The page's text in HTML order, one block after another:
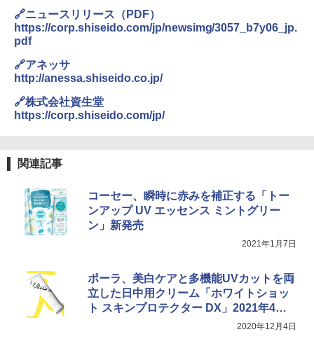
GRANDOOR ステンレス保冷剤 2個セット 2
￥2,980
ポインターライト 強力 小型 緑色/赤色/青紫色
￥1,180
ゴムボート 空気入れ 空気抜き 自動停止 過熱
￥7,884
🔗ニュースリリース（PDF）
https://corp.shiseido.com/jp/newsimg/3057_b7y06_jp.
pdf
🔗アネッサ
http://anessa.shiseido.co.jp/
🔗株式会社資生堂
https://corp.shiseido.com/jp/
関連記事
コーセー、瞬時に赤みを補正する「トー
ンアップ UV エッセンス ミントグリー
ン」新発売
2021年1月7日
ポーラ、美白ケアと多機能UVカットを両
立した日中用クリーム「ホワイトショッ
ト スキンプロテクター DX」2021年4月2
2020年12月4日